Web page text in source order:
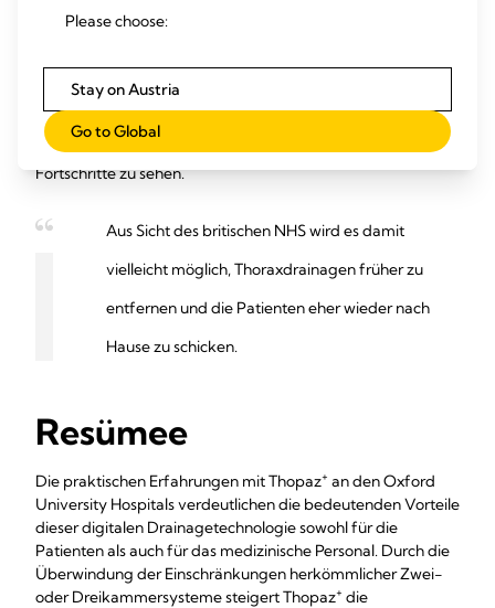
entfernt werden als Zwei- oder Dreikammersysteme, und
die Patienten können früher entlassen werden.
einen kürzeren Zeitraum tragen und weniger Zeit im
Krankenhaus verbringen zu müssen.
angezeigte Luft- und Flüssigkeitsproduktion bietet
neugierigen Patienten auch die Möglichkeit, ihre eigenen
Fortschritte zu sehen.
Aus Sicht des britischen NHS wird es damit
vielleicht möglich, Thoraxdrainagen früher zu
entfernen und die Patienten eher wieder nach
Hause zu schicken.
Resümee
Die praktischen Erfahrungen mit Thopaz+ an den Oxford
University Hospitals verdeutlichen die bedeutenden Vorteile
dieser digitalen Drainagetechnologie sowohl für die
Patienten als auch für das medizinische Personal. Durch die
Überwindung der Einschränkungen herkömmlicher Zwei-
oder Dreikammersysteme steigert Thopaz+ die
Please choose:
Stay on Austria
Go to Global